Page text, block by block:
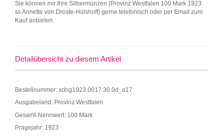
Sie können mir Ihre Silbermünzen (Provinz Westfalen 100 Mark 1923
ss Annette von Droste-Hülshoff) gerne telefonisch oder per Email zum
Kauf anbieten.
Detailübersicht zu diesem Artikel
Bestellnummer: xdng1923.0017.30.0d_a17
Ausgabeland: Provinz Westfalen
Gesamt-Nennwert: 100 Mark
Prägejahr: 1923